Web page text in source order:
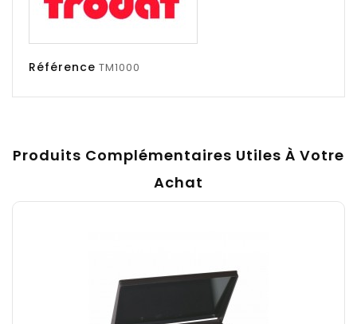
Référence TM1000
Produits Complémentaires Utiles À Votre
Achat